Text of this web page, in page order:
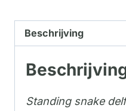
Beschrijving
Standing snake